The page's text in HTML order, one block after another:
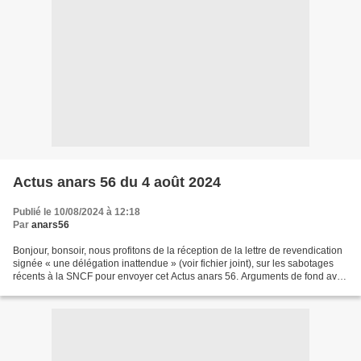
Actus anars 56 du 4 août 2024
Publié le 10/08/2024 à 12:18
Par anars56
Bonjour, bonsoir, nous profitons de la réception de la lettre de revendication
signée « une délégation inattendue » (voir fichier joint), sur les sabotages
récents à la SNCF pour envoyer cet Actus anars 56. Arguments de fond avec